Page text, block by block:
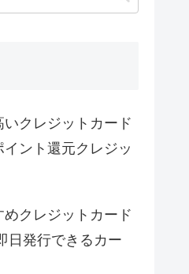
クレジットカード
ント還元クレジッ
クレジットカード
日発行できるカー